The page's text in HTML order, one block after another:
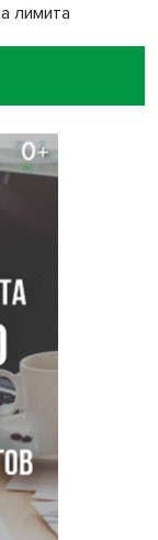
лимита
ведрами
в
продажи 1,4
семей в